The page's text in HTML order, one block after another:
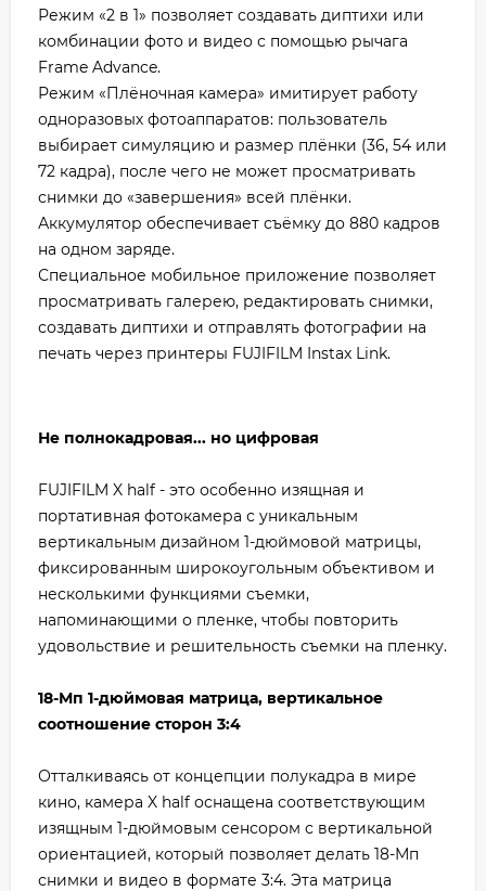
Режим «2 в 1» позволяет создавать диптихи или
комбинации фото и видео с помощью рычага
Frame Advance.
Режим «Плёночная камера» имитирует работу
одноразовых фотоаппаратов: пользователь
выбирает симуляцию и размер плёнки (36, 54 или
72 кадра), после чего не может просматривать
снимки до «завершения» всей плёнки.
Аккумулятор обеспечивает съёмку до 880 кадров
на одном заряде.
Специальное мобильное приложение позволяет
просматривать галерею, редактировать снимки,
создавать диптихи и отправлять фотографии на
печать через принтеры FUJIFILM Instax Link.
Не полнокадровая... но цифровая
FUJIFILM X half - это особенно изящная и
портативная фотокамера с уникальным
вертикальным дизайном 1-дюймовой матрицы,
фиксированным широкоугольным объективом и
несколькими функциями съемки,
напоминающими о пленке, чтобы повторить
удовольствие и решительность съемки на пленку.
18-Мп 1-дюймовая матрица, вертикальное
соотношение сторон 3:4
Отталкиваясь от концепции полукадра в мире
кино, камера X half оснащена соответствующим
изящным 1-дюймовым сенсором с вертикальной
ориентацией, который позволяет делать 18-Мп
снимки и видео в формате 3:4. Эта матрица